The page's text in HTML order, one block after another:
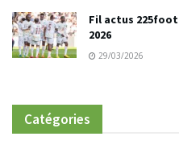
Fil actus
2026
29/03/2026
Catégories